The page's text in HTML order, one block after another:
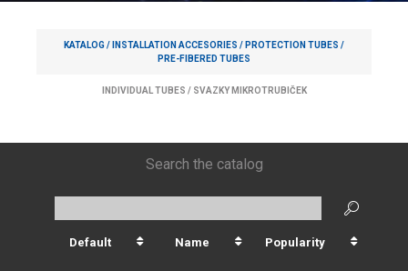
KATALOG / INSTALLATION ACCESORIES / PROTECTION TUBES /
PRE-FIBERED TUBES
INDIVIDUAL TUBES / SVAZKY MIKROTRUBIČEK
Search the catalog
Default Name Popularity